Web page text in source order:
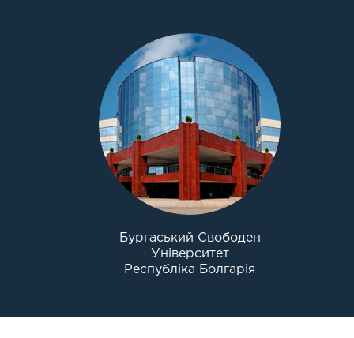
Бургаський Свободен
Університет
Республіка Болгарія